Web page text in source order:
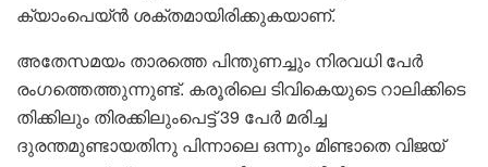
ക്യാംപെയ്ൻ ശക്തമായിരിക്കുകയാണ്.
അതേസമയം താരത്തെ പിന്തുണച്ചും നിരവധി പേർ
രംഗത്തെത്തുന്നുണ്ട്. കരൂരിലെ ടിവികെയുടെ റാലിക്കിടെ
തിക്കിലും തിരക്കിലുംപെട്ട് 39 പേർ മരിച്ച
ദുരന്തമുണ്ടായതിനു പിന്നാലെ ഒന്നും മിണ്ടാതെ വിജയ്